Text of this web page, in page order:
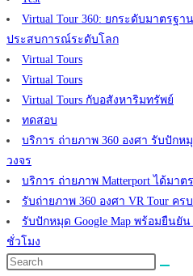
Virtual Tour 360: ยกระดับมาตรฐาน
ประสบการณ์ระดับโลก
Virtual Tours
Virtual Tours
Virtual Tours กับอสังหาริมทรัพย์
ทดสอบ
บริการ ถ่ายภาพ 360 องศา รับปักห
วงจร
บริการ ถ่ายภาพ Matterport ได้มาต
รับถ่ายภาพ 360 องศา VR Tour คร
รับปักหมุด Google Map พร้อมยืนยัน
ชั่วโมง
Search